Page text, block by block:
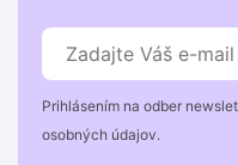
Prihlásením na odber
osobných údajov.